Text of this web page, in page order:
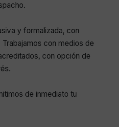
y formalizada, con
con medios de
con opción de
de inmediato tu